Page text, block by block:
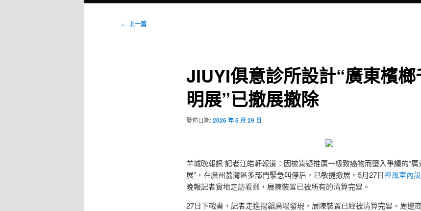
文
← 上一篇
JIUYI俱意診所設計“廣東檳
明展”已撤展撤除
發佈日期:2026 年 5 月 29 日
羊城晚報訊 記者江皓軒報道：因被質疑推廣一級致癌物而墮入爭議的“
展”，在廣州荔灣區多部門緊急叫停后，已敏捷撤展。5月27日禪風室內
晚報記者實地走訪看到，展陳裝置已被所有的清算完畢。
27日下戰書，記者走進揚韜廣場發現，展陳裝置已經被清算完畢。周邊